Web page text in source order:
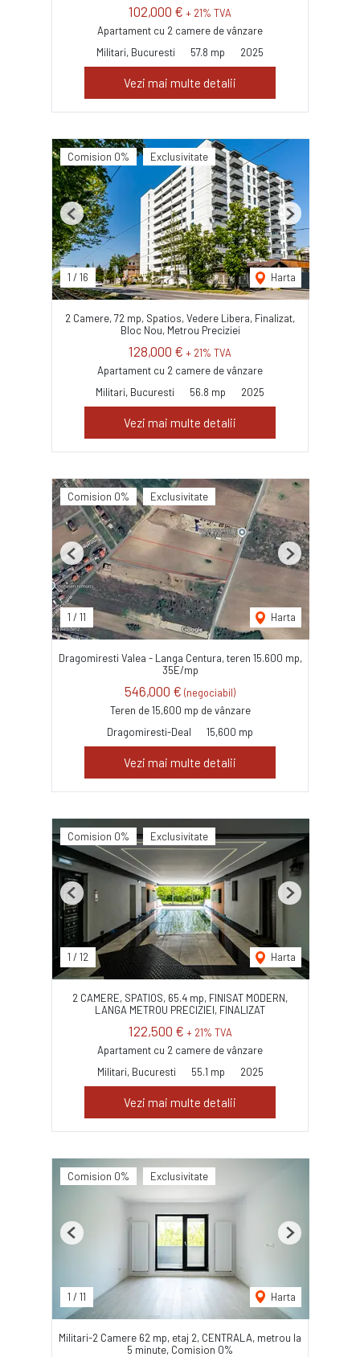
102,000 € + 21% TVA
Apartament cu 2 camere de vânzare
Militari, Bucuresti
57.8 mp 2025
Vezi mai multe detalii
Comision 0% Exclusivitate
1 / 16 Harta
Previous Next
2 Camere, 72 mp, Spatios, Vedere Libera, Finalizat,
Bloc Nou, Metrou Preciziei
128,000 € + 21% TVA
Apartament cu 2 camere de vânzare
Militari, Bucuresti
56.8 mp 2025
Vezi mai multe detalii
Comision 0% Exclusivitate
1 / 11 Harta
Previous Next
Dragomiresti Valea - Langa Centura, teren 15.600 mp,
35E/mp
546,000 € (negociabil)
Teren de 15,600 mp de vânzare
Dragomiresti-Deal
15,600 mp
Vezi mai multe detalii
Comision 0% Exclusivitate
1 / 12 Harta
Previous Next
2 CAMERE, SPATIOS, 65.4 mp, FINISAT MODERN,
LANGA METROU PRECIZIEI, FINALIZAT
122,500 € + 21% TVA
Apartament cu 2 camere de vânzare
Militari, Bucuresti
55.1 mp 2025
Vezi mai multe detalii
Comision 0% Exclusivitate
1 / 11 Harta
Previous Next
Militari-2 Camere 62 mp, etaj 2, CENTRALA, metrou la
5 minute, Comision 0%